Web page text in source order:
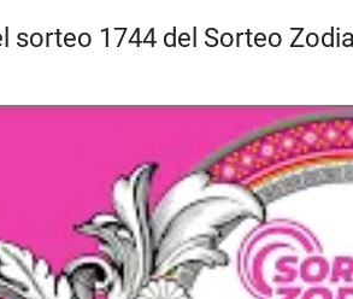
sorteo 1744 del Sorteo